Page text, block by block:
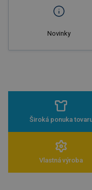
Novinky
Široká ponuka
Vlastná výroba